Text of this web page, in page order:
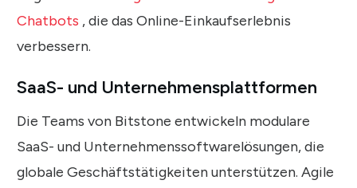
Chatbots , die das Online-Einkaufserlebnis
verbessern.
SaaS- und Unternehmensplattformen
Die Teams von Bitstone entwickeln modulare
SaaS- und Unternehmenssoftwarelösungen, die
globale Geschäftstätigkeiten unterstützen. Agile